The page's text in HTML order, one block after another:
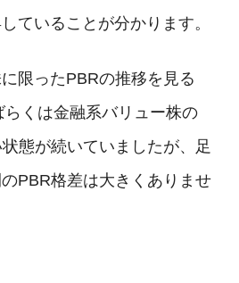
ていることが分かります。
限ったPBRの推移を見る
らくは金融系バリュー株の
態が続いていましたが、足
PBR格差は大きくありませ